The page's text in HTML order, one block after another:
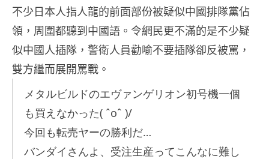
不少日本人指人龍的前面部份被疑似中國排隊黨佔
領，周圍都聽到中國語。令網民更不滿的是不少疑
似中國人插隊，警衛人員勸喻不要插隊卻反被罵，
雙方繼而展開罵戰。
メタルビルドのエヴァンゲリオン初号機一個
も買えなかった( ˆoˆ )/
今回も転売ヤーの勝利だ…
バンダイさんよ、受注生産ってこんなに難し